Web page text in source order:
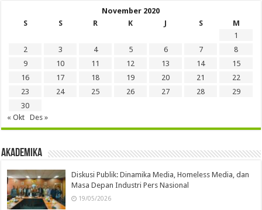
November 2020
S
S R K J S
M
1
2
3 4 5 6 7
8
9
10 11 12 13 14
15
16
17 18 19 20 21
22
23
24 25 26 27 28
29
30
« Okt
Des »
Akademika
Diskusi Publik: Dinamika Media, Homeless Media, dan
Masa Depan Industri Pers Nasional
19/05/2026